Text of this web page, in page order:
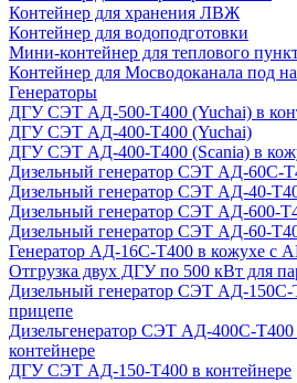
Контейнер для хранения ЛВЖ
Контейнер для водоподготовки
Мини-контейнер для теплового
Контейнер для Мосводоканала под
Генераторы
ДГУ СЭТ АД-500-Т400 (Yuchai) в
ДГУ СЭТ АД-400-Т400 (Yuchai)
ДГУ СЭТ АД-400-Т400 (Scania) в
Дизельный генератор СЭТ АД-60С-
Дизельный генератор СЭТ АД-40-
Дизельный генератор СЭТ АД-600-
Дизельный генератор СЭТ АД-60-
Генератор АД-16С-Т400 в кожухе с
Отгрузка двух ДГУ по 500 кВт для
Дизельный генератор СЭТ АД-150С-
прицепе
Дизельгенератор СЭТ АД-400С-
контейнере
ДГУ СЭТ АД-150-Т400 в контейнере